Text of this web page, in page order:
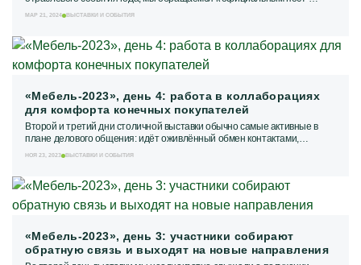
релизам. Итак, согласно...
МАР 21, 2024 ВЫСТАВКИ И СОБЫТИЯ
«Мебель-2023», день 4: работа в коллаборациях
для комфорта конечных покупателей
Второй и третий дни столичной выставки обычно самые активные в
плане делового общения: идёт оживлённый обмен контактами,
проводятся переговоры, подписываются...
НОЯ 23, 2023 ВЫСТАВКИ И СОБЫТИЯ
«Мебель-2023», день 3: участники собирают
обратную связь и выходят на новые направления